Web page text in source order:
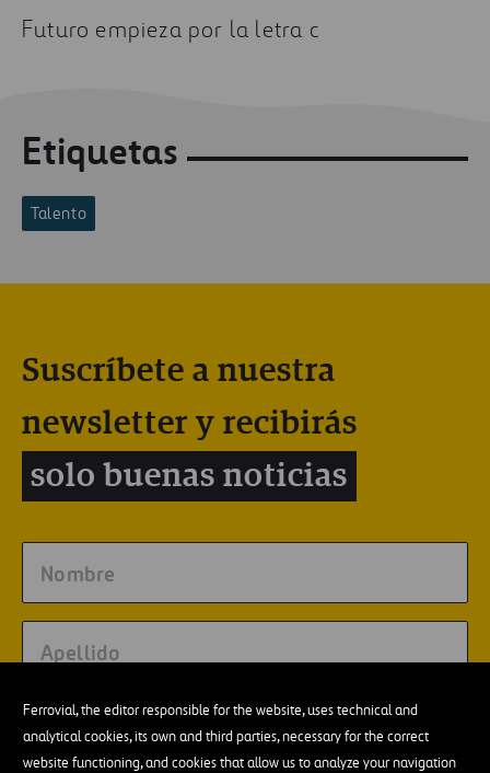
Ferrovial, the editor responsible for the website, uses technical and
analytical cookies, its own and third parties, necessary for the correct
website functioning, and cookies that allow us to analyze your navigation
Futuro empieza por la letra c
Etiquetas
Talento
Suscríbete a nuestra
newsletter y recibirás
solo buenas noticias